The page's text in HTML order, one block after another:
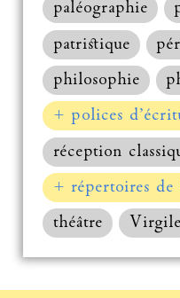
paléographie
patristique
philosophie
+ polices
réception
+ répertoires de
théâtre
Virgile